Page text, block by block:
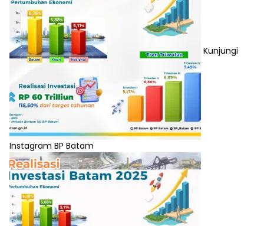
Kunjungi
Instagram BP Batam